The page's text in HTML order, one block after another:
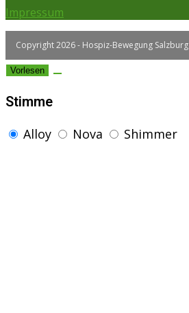
Impressum
Copyright 2026 - Hospiz-Bewegung Salzburg
Vorlesen
Stimme
Alloy
Nova Shimmer